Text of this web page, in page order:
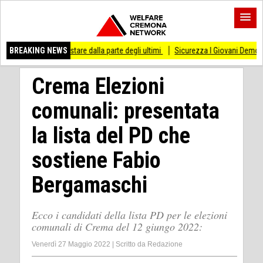
BREAKING NEWS
di stare dalla parte degli ultimi Sicurezza I Giovani Democratici ribattono
Crema Elezioni
comunali: presentata
la lista del PD che
sostiene Fabio
Bergamaschi
Ecco i candidati della lista PD per le elezioni
comunali di Crema del 12 giungo 2022:
Venerdì 27 Maggio 2022 Scritto da Redazione